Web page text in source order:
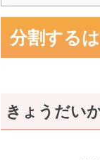
分割する
きょうだい